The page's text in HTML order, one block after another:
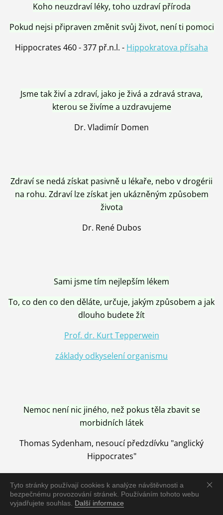
Tyto stránky používají cookies k analýze návštěvnosti a
bezpečnému provozování stránek. Používáním tohoto webu
vyjadřujete souhlas. Další informace
Koho neuzdraví léky, toho uzdraví příroda
Pokud nejsi připraven změnit svůj život, není ti pomoci
Hippocrates 460 - 377 př.n.l. - Hippokratova přísaha
Jsme tak živí a zdraví, jako je živá a zdravá strava,
kterou se živíme a uzdravujeme
Dr. Vladimír Domen
Zdraví se nedá získat pasivně u lékaře, nebo v drogérii
na rohu. Zdraví lze získat jen ukázněným způsobem
života
Dr. René Dubos
Sami jsme tím nejlepším lékem
To, co den co den děláte, určuje, jakým způsobem a jak
dlouho budete žít
Prof. dr. Kurt Tepperwein
základy odkyselení organismu
Nemoc není nic jiného, než pokus těla zbavit se
morbidních látek
Thomas Sydenham, nesoucí předzdívku "anglický
Hippocrates"
Nemoc je vyléčena jen pomocí Přírody, neutralizací a